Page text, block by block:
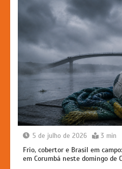
5 de julho de 2026 3 min
Frio, cobertor e Brasil em
em Corumbá neste domingo de